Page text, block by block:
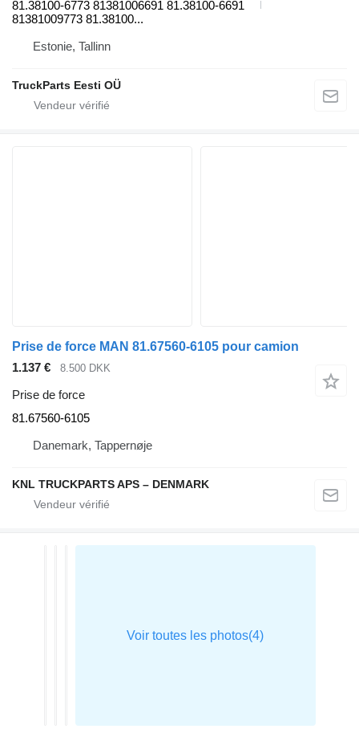
81.38100-6773 81381006691 81.38100-6691
81381009773 81.38100...
Estonie, Tallinn
TruckParts Eesti OÜ
Prise de force MAN 81.67560-6105 pour camion
1.137 €
8.500 DKK
Prise de force
81.67560-6105
Danemark, Tappernøje
KNL TRUCKPARTS APS – DENMARK